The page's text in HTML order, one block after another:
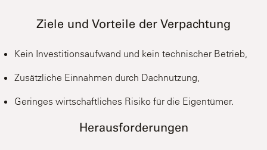
Ziele und Vorteile der Verpachtung
Kein Investitionsaufwand und kein technischer Betrieb,
Zusätzliche Einnahmen durch Dachnutzung,
Geringes wirtschaftliches Risiko für die Eigentümer.
Herausforderungen